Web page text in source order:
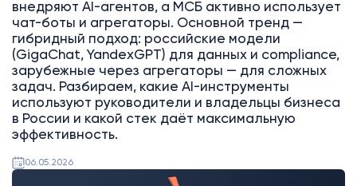
внедряют AI-агентов, а МСБ активно использует
чат-боты и агрегаторы. Основной тренд —
гибридный подход: российские модели
(GigaChat, YandexGPT) для данных и compliance,
зарубежные через агрегаторы — для сложных
задач. Разбираем, какие AI-инструменты
используют руководители и владельцы бизнеса
в России и какой стек даёт максимальную
эффективность.
06.05.2026